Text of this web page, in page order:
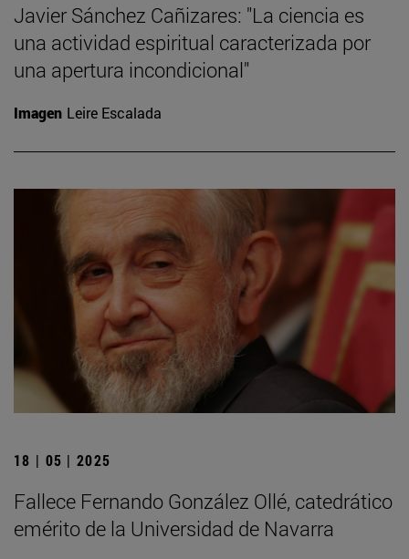
Javier Sánchez Cañizares: "La ciencia es
una actividad espiritual caracterizada por
una apertura incondicional"
Imagen Leire Escalada
18 | 05 | 2025
Fallece Fernando González Ollé, catedrático
emérito de la Universidad de Navarra